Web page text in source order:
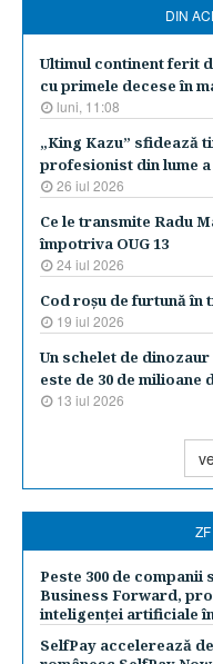
DIN
Ultimul continent ferit
cu primele decese în
luni, 11:08
„King Kazu” sfidează
profesionist din lume a
26 iul 2026
Ce le transmite Radu
împotriva OUG 13
24 iul 2026
Cod roşu de furtună
19 iul 2026
Un schelet de
este de 30 de milioane
13 iul 2026
Peste 300 de companii
Business Forward,
inteligenței artificiale
SelfPay accelerează